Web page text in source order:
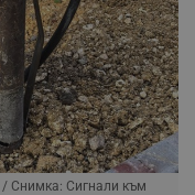
/ Снимка: Сигнали към